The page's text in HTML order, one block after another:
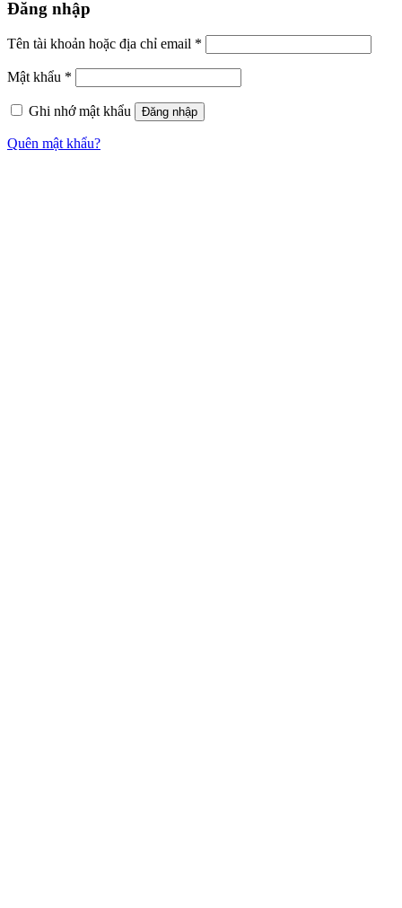
Đăng nhập
Tên tài khoản hoặc địa chỉ email *
Mật khẩu *
Ghi nhớ mật khẩu Đăng nhập
Quên mật khẩu?